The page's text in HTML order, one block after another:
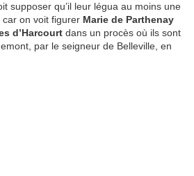
supposer qu’il leur légua au moins une
on voit figurer Marie de Parthenay
d’Harcourt dans un procès où ils sont
par le seigneur de Belleville, en